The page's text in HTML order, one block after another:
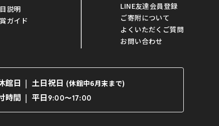
説明
ガイド
LINE友達会員登録
ご寄附について
よくいただくご質問
お問い合わせ
館日 土日祝日 (休館中6月末まで)
時間 平日 9:00〜17:00